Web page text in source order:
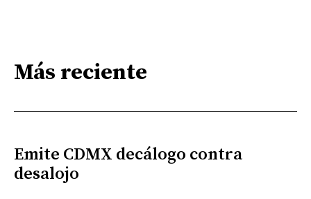
Más reciente
Emite CDMX decálogo contra
desalojo